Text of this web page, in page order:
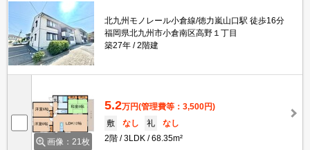
北九州モノレール小倉線/徳力嵐山口駅 徒歩16分
福岡県北九州市小倉南区高野１丁目
築27年
2階建
画像：21枚
5.2万円(管理費等：3,500円)
敷
なし 礼
なし
2階
3LDK 68.35m²